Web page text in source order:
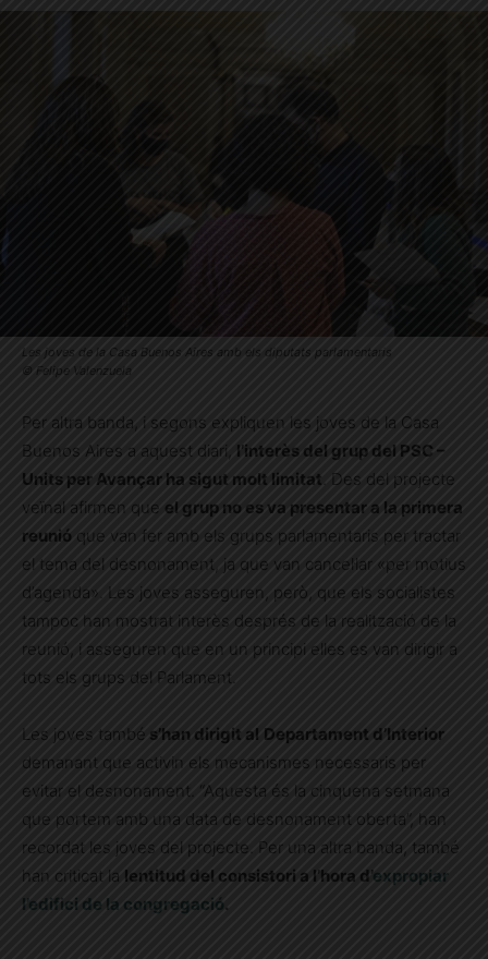
Les joves de la Casa Buenos Aires amb els diputats parlamentaris
© Felipe Valenzuela
Per altra banda, i segons expliquen les joves de la Casa
Buenos Aires a aquest diari,
l’interès del grup del PSC –
Units per Avançar ha sigut molt limitat . Des del projecte
veïnal afirmen que el grup no es va presentar a la primera
reunió que van fer amb els grups parlamentaris per tractar
el tema del desnonament, ja que van cancel·lar «per motius
d’agenda». Les joves asseguren, però, que els socialistes
tampoc han mostrat interès després de la realització de la
reunió, i asseguren que en un principi elles es van dirigir a
tots els grups del Parlament.
Les joves també s’han dirigit al Departament d’Interior
demanant que activin els mecanismes necessaris per
evitar el desnonament. “Aquesta és la cinquena setmana
que portem amb una data de desnonament oberta”, han
recordat les joves del projecte. Per una altra banda, també
han criticat la lentitud del consistori a l’hora d’ expropiar
l’edifici de la congregació